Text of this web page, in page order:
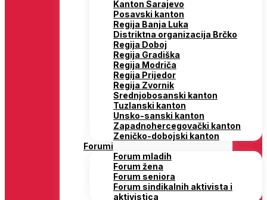
Kanton Sarajevo
Posavski kanton
Regija Banja Luka
Distriktna organizacija Brčko
Regija Doboj
Regija Gradiška
Regija Modriča
Regija Prijedor
Regija Zvornik
Srednjobosanski kanton
Tuzlanski kanton
Unsko-sanski kanton
Zapadnohercegovački kanton
Zeničko-dobojski kanton
Forumi
Forum mladih
Forum žena
Forum seniora
Forum sindikalnih aktivista i
aktivistica